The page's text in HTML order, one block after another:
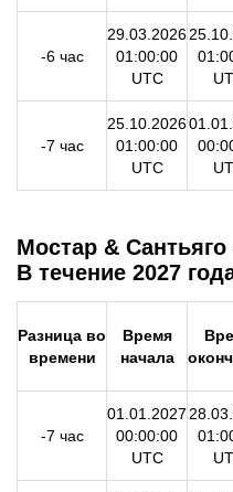
-6 час
29.03.2026
01:00:00
UTC
-7 час
25.10.2026
01:00:00
UTC
Мостар &
В течение 2027
Разница во
времени
Время
начала
-7 час
01.01.2027
00:00:00
UTC